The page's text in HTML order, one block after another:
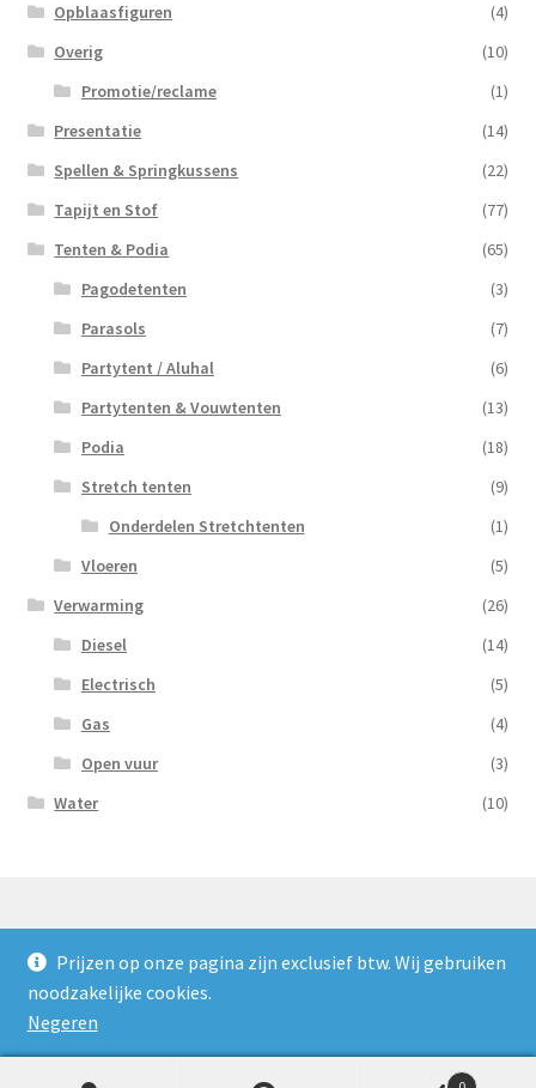
Prijzen op onze pagina zijn exclusief btw. Wij gebruiken
noodzakelijke cookies.
Negeren
Opblaasfiguren
(4)
Overig
(10)
Promotie/reclame
(1)
Presentatie
(14)
Spellen & Springkussens
(22)
Tapijt en Stof
(77)
Tenten & Podia
(65)
Pagodetenten
(3)
Parasols
(7)
Partytent / Aluhal
(6)
Partytenten & Vouwtenten
(13)
Podia
(18)
Stretch tenten
(9)
Onderdelen Stretchtenten
(1)
Vloeren
(5)
Verwarming
(26)
Diesel
(14)
Electrisch
(5)
Gas
(4)
Open vuur
(3)
Water
(10)
© Nooijens Verhuur 2026
Privacybeleid
Gebouwd met WooCommerce